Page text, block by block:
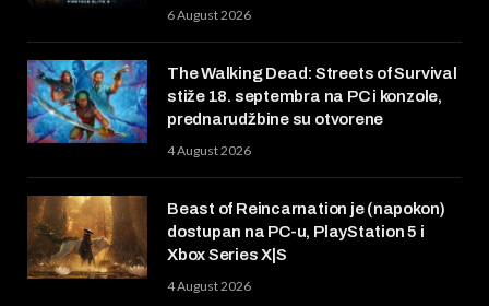
6 August 2026
The Walking Dead: Streets of Survival
stiže 18. septembra na PC i konzole,
prednarudžbine su otvorene
4 August 2026
Beast of Reincarnation je (napokon)
dostupan na PC-u, PlayStation 5 i
Xbox Series X|S
4 August 2026